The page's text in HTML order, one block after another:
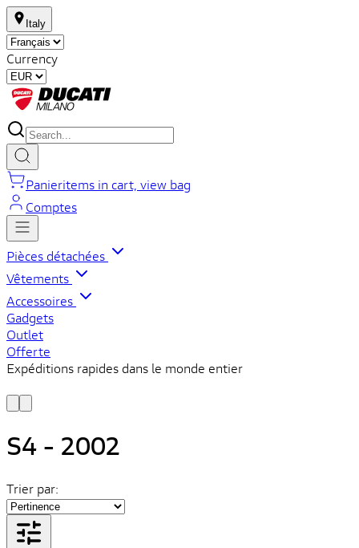
Italy
Currency
Panieritems in cart, view bag
Comptes
Pièces détachées
Vêtements
Accessoires
Gadgets
Outlet
Offerte
Expéditions rapides dans le monde entier
S4 - 2002
Trier par: